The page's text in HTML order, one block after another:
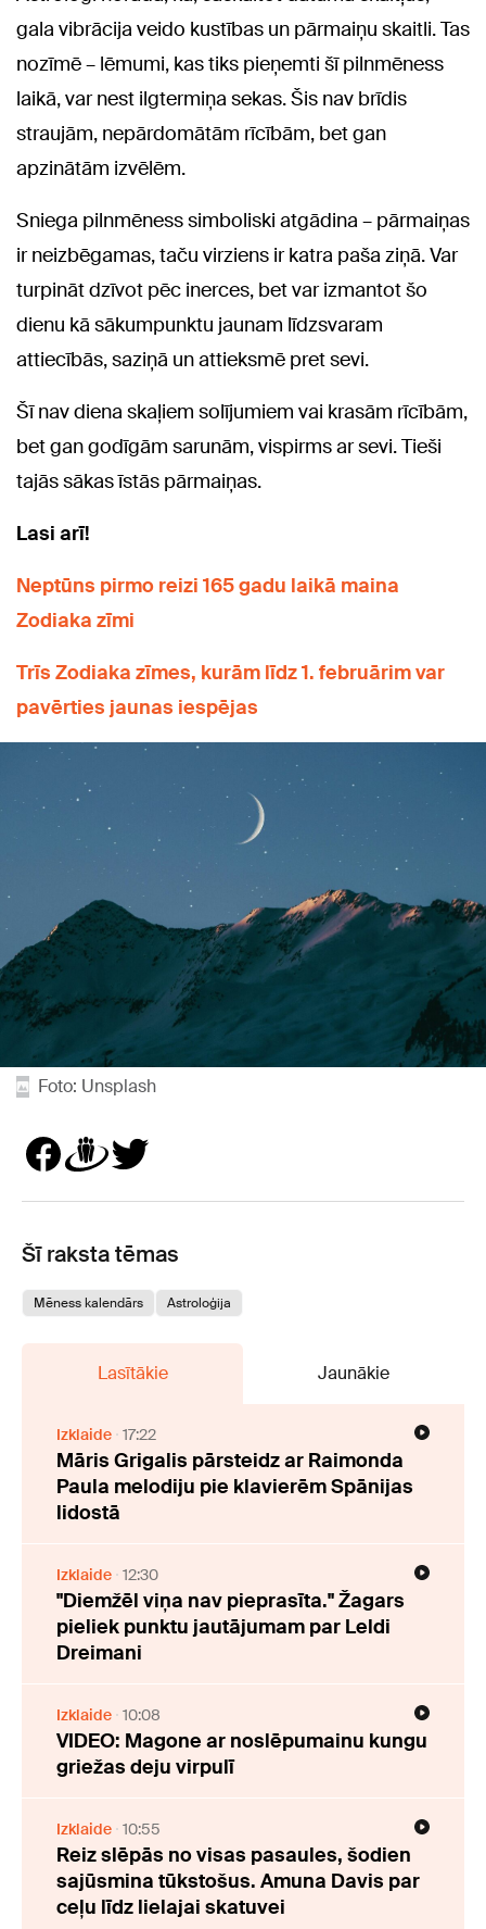
gala vibrācija veido kustības un pārmaiņu skaitli. Tas
nozīmē – lēmumi, kas tiks pieņemti šī pilnmēness
laikā, var nest ilgtermiņa sekas. Šis nav brīdis
straujām, nepārdomātām rīcībām, bet gan
apzinātām izvēlēm.
Sniega pilnmēness simboliski atgādina – pārmaiņas
ir neizbēgamas, taču virziens ir katra paša ziņā. Var
turpināt dzīvot pēc inerces, bet var izmantot šo
dienu kā sākumpunktu jaunam līdzsvaram
attiecībās, saziņā un attieksmē pret sevi.
Šī nav diena skaļiem solījumiem vai krasām rīcībām,
bet gan godīgām sarunām, vispirms ar sevi. Tieši
tajās sākas īstās pārmaiņas.
Lasi arī!
Neptūns pirmo reizi 165 gadu laikā maina
Zodiaka zīmi
Trīs Zodiaka zīmes, kurām līdz 1. februārim var
pavērties jaunas iespējas
Foto: Unsplash
Šī raksta tēmas
Mēness kalendārs Astroloģija
Lasītākie Jaunākie
Izklaide 17:22
Māris Grigalis pārsteidz ar Raimonda
Paula melodiju pie klavierēm Spānijas
lidostā
Izklaide 12:30
"Diemžēl viņa nav pieprasīta." Žagars
pieliek punktu jautājumam par Leldi
Dreimani
Izklaide 10:08
VIDEO: Magone ar noslēpumainu kungu
griežas deju virpulī
Izklaide 10:55
Reiz slēpās no visas pasaules, šodien
sajūsmina tūkstošus. Amuna Davis par
ceļu līdz lielajai skatuvei